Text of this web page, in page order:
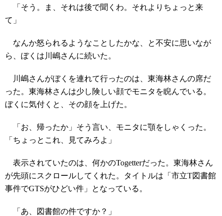
「そう。ま、それは後で聞くわ。それよりちょっと来
て」
なんか怒られるようなことしたかな、と不安に思いなが
ら、ぼくは川嶋さんに続いた。
川嶋さんがぼくを連れて行ったのは、東海林さんの席だ
った。東海林さんは少し険しい顔でモニタを睨んでいる。
ぼくに気付くと、その顔を上げた。
「お、帰ったか」そう言い、モニタに顎をしゃくった。
「ちょっとこれ、見てみろよ」
表示されていたのは、何かのTogetterだった。東海林さん
が先頭にスクロールしてくれた。タイトルは「市立T図書館
事件でGTSがひどい件」となっている。
「あ、図書館の件ですか？」